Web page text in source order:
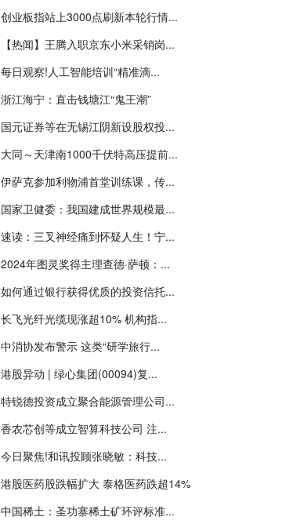
创业板指站上3000点刷新本轮行情...
【热闻】王腾入职京东小米采销岗...
每日观察!人工智能培训“精准滴...
浙江海宁：直击钱塘江“鬼王潮”
国元证券等在无锡江阴新设股权投...
大同～天津南1000千伏特高压提前...
伊萨克参加利物浦首堂训练课，传...
国家卫健委：我国建成世界规模最...
速读：三叉神经痛到怀疑人生！宁...
2024年图灵奖得主理查德·萨顿：...
如何通过银行获得优质的投资信托...
长飞光纤光缆现涨超10% 机构指...
中消协发布警示 这类“研学旅行...
港股异动 | 绿心集团(00094)复...
特锐德投资成立聚合能源管理公司...
香农芯创等成立智算科技公司 注...
今日聚焦!和讯投顾张晓敏：科技...
港股医药股跌幅扩大 泰格医药跌超14%
中国稀土：圣功寨稀土矿环评标准...